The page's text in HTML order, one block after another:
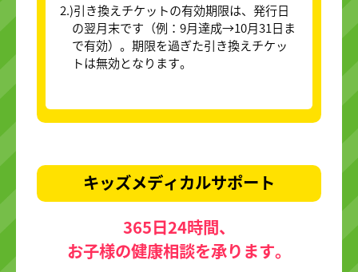
2.)引き換えチケットの有効期限は、発行日
の翌月末です（例：9月達成→10月31日ま
で有効）。期限を過ぎた引き換えチケッ
トは無効となります。
キッズメディカルサポート
365日24時間、
お子様の健康相談を承ります。